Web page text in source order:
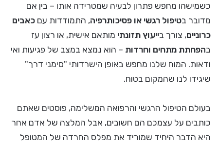
כשמישהו מחפש פתרון לבעיה שמטרידה אותו – בין אם
מדובר בטיפול רגשי או פסיכותרפיה, התמודדות עם כאבים
כרוניים, צורך בייעוץ תזונתי מותאם אישית, או רצון עז
בהפחתת מתחים וחרדות – הוא נמצא במצב של פגיעות ואי
ודאות. המוח שלנו מחפש באופן הישרדותי "סימני דרך"
שיגידו לנו שהמקום בטוח.
בעולם הטיפול הרגשי והרפואה המשלימה, פוסטים שאתם
כותבים על עצמכם הם חשובים, אבל המלצה של אדם אחר
היא הדבר היחיד שמוריד את מפלס החרדה של המטופל